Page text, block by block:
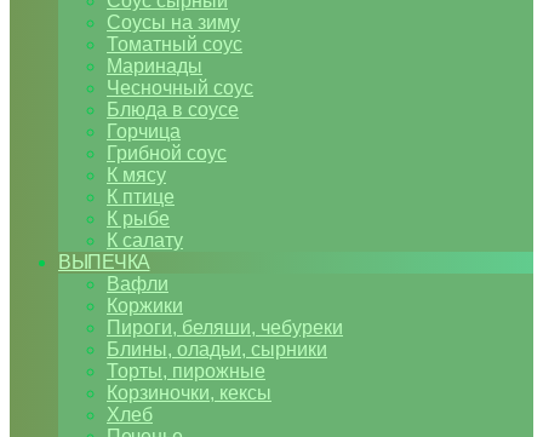
Соусы на зиму
Томатный соус
Маринады
Чесночный соус
Блюда в соусе
Горчица
Грибной соус
К мясу
К птице
К рыбе
К салату
ВЫПЕЧКА
Вафли
Коржики
Пироги, беляши, чебуреки
Блины, оладьи, сырники
Торты, пирожные
Корзиночки, кексы
Хлеб